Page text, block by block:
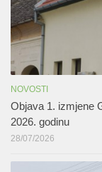
NOVOSTI
Objava 1. izmjene
2026. godinu
28/07/2026